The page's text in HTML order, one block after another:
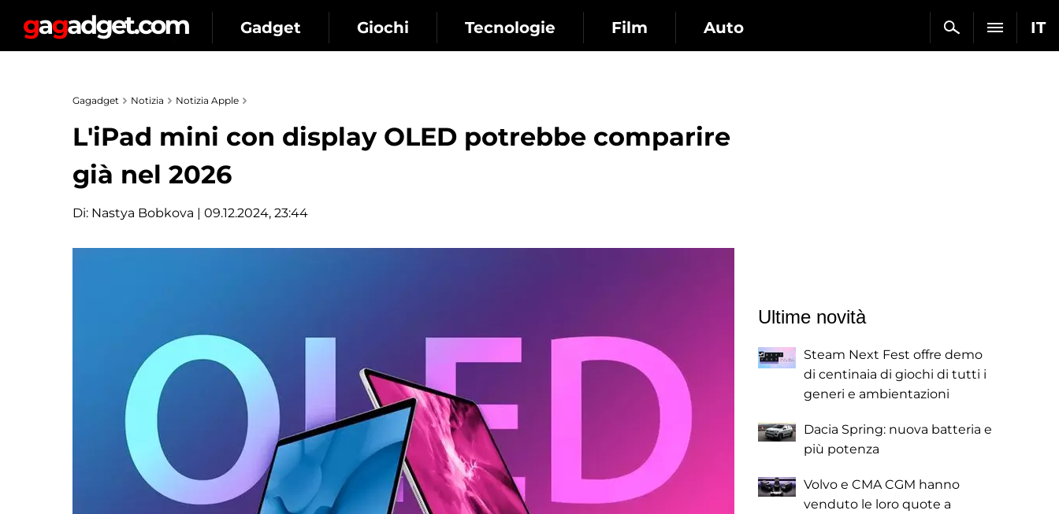
IT
Gadget Giochi Tecnologie Film Auto
Gagadget Notizia Notizia Apple
L'iPad mini con display OLED potrebbe comparire
già nel 2026
Di: Nastya Bobkova | 09.12.2024, 23:44
Ultime novità
Steam Next Fest offre demo
di centinaia di giochi di tutti i
generi e ambientazioni
Dacia Spring: nuova batteria e
più potenza
Volvo e CMA CGM hanno
venduto le loro quote a